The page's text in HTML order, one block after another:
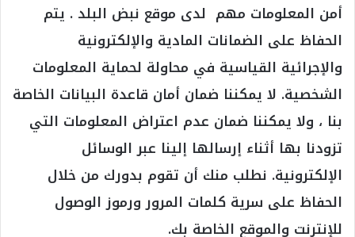
أمن المعلومات مهم لدى موقع نبض البلد . يتم
الحفاظ على الضمانات المادية والإلكترونية
والإجرائية القياسية في محاولة لحماية المعلومات
الشخصية. لا يمكننا ضمان أمان قاعدة البيانات الخاصة
بنا ، ولا يمكننا ضمان عدم اعتراض المعلومات التي
تزودنا بها أثناء إرسالها إلينا عبر الوسائل
الإلكترونية. نطلب منك أن تقوم بدورك من خلال
الحفاظ على سرية كلمات المرور ورموز الوصول
للإنترنت والموقع الخاصة بك.